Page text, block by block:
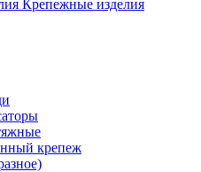
Крепежные изделия
крепеж